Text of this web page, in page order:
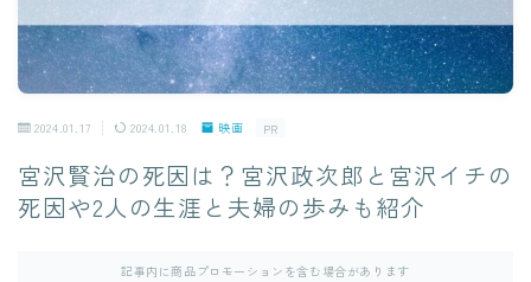
2024.01.17 2024.01.18 映画 PR
宮沢賢治の死因は？宮沢政次郎と宮沢イチの
死因や2人の生涯と夫婦の歩みも紹介
記事内に商品プロモーションを含む場合があります